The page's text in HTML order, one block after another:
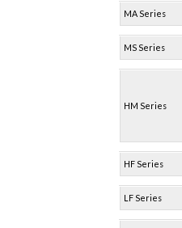
MA Series
MS Series
HM Series
HF Series
LF Series